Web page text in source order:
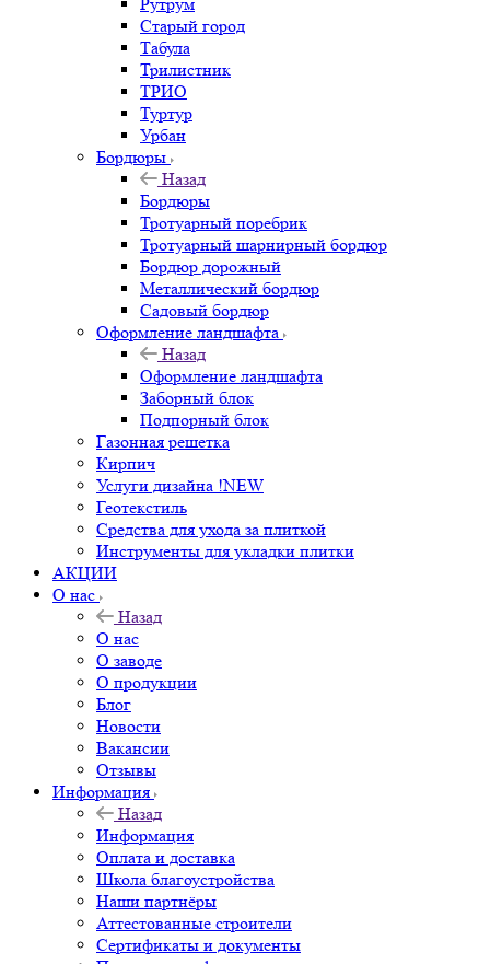
Старый город
Табула
Трилистник
ТРИО
Туртур
Урбан
Бордюры
Назад
Бордюры
Тротуарный поребрик
Тротуарный шарнирный бордюр
Бордюр дорожный
Металлический бордюр
Садовый бордюр
Оформление ландшафта
Назад
Оформление ландшафта
Заборный блок
Подпорный блок
Газонная решетка
Кирпич
Услуги дизайна !NEW
Геотекстиль
Средства для ухода за плиткой
Инструменты для укладки плитки
АКЦИИ
О нас
Назад
О нас
О заводе
О продукции
Блог
Новости
Вакансии
Отзывы
Информация
Назад
Информация
Оплата и доставка
Школа благоустройства
Наши партнёры
Аттестованные строители
Сертификаты и документы